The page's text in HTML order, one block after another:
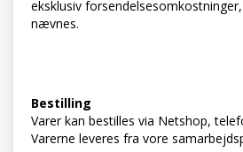
eksklusiv
nævnes.
Bestilling
Varer kan bestilles via Netshop,
Varerne leveres fra vore